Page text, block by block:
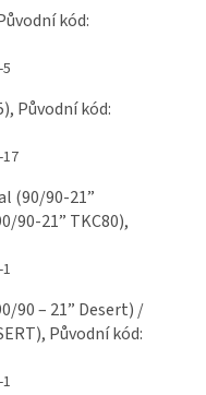
kód:
Původní kód:
17
(90/90-21”
90-21” TKC80),
90 – 21” Desert) /
Původní kód: